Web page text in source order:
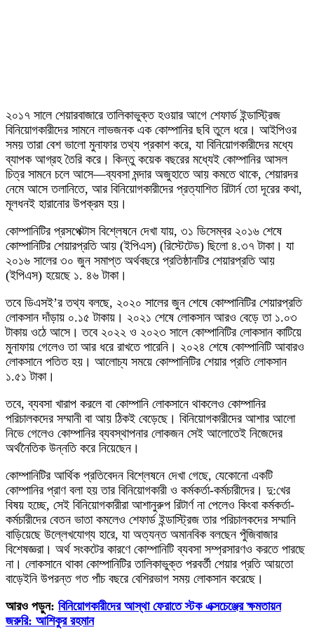
২০১৭ সালে শেয়ারবাজারে তালিকাভুক্ত হওয়ার আগে শেফার্ড ইন্ডাস্ট্রিজ
বিনিয়োগকারীদের সামনে লাভজনক এক কোম্পানির ছবি তুলে ধরে। আইপিওর
সময় তারা বেশ ভালো মুনাফার তথ্য প্রকাশ করে, যা বিনিয়োগকারীদের মধ্যে
ব্যাপক আগ্রহ তৈরি করে। কিন্তু কয়েক বছরের মধ্যেই কোম্পানির আসল
চিত্র সামনে চলে আসে—ব্যবসা মন্দার অজুহাতে আয় কমতে থাকে, শেয়ারদর
নেমে আসে তলানিতে, আর বিনিয়োগকারীদের প্রত্যাশিত রিটার্ন তো দূরের কথা,
মূলধনই হারানোর উপক্রম হয়।
কোম্পানিটির প্রসপেক্টাস বিশ্লেষনে দেখা যায়, ৩১ ডিসেম্বর ২০১৬ শেষে
কোম্পানিটির শেয়ারপ্রতি আয় (ইপিএস) (রিস্টেটেড) ছিলো ৪.৩৭ টাকা। যা
২০১৬ সালের ৩০ জুন সমাপ্ত অর্থবছরে প্রতিষ্ঠানটির শেয়ারপ্রতি আয়
(ইপিএস) হয়েছে ১. ৪৬ টাকা।
তবে ডিএসই’র তথ্য বলছে, ২০২০ সালের জুন শেষে কোম্পানিটির শেয়ারপ্রতি
লোকসান দাঁড়ায় ০.১৫ টাকায়। ২০২১ শেষে লোকসান আরও বেড়ে তা ১.০৩
টাকায় ওঠে আসে। তবে ২০২২ ও ২০২৩ সালে কোম্পানিটির লোকসান কাটিয়ে
মুনাফায় গেলেও তা আর ধরে রাখতে পারেনি। ২০২৪ শেষে কোম্পানিটি আবারও
লোকসানে পতিত হয়। আলোচ্য সময়ে কোম্পানিটির শেয়ার প্রতি লোকসান
১.৫১ টাকা।
তবে, ব্যবসা খারাপ করলে বা কোম্পানি লোকসানে থাকলেও কোম্পানির
পরিচালকদের সম্মানী বা আয় ঠিকই বেড়েছে। বিনিয়োগকারীদের আশার আলো
নিভে গেলেও কোম্পানির ব্যবস্থাপনার লোকজন সেই আলোতেই নিজেদের
অর্থনৈতিক উন্নতি করে নিয়েছেন।
কোম্পানিটির আর্থিক প্রতিবেদন বিশ্লেষনে দেখা গেছে, যেকোনো একটি
কোম্পানির প্রাণ বলা হয় তার বিনিয়োগকারী ও কর্মকর্তা-কর্মচারীদের। দু:খের
বিষয় হচ্ছে, সেই বিনিয়োগকারীরা আশানুরুপ রিটার্ণ না পেলেও কিংবা কর্মকর্তা-
কর্মচারীদের বেতন ভাতা কমলেও শেফার্ড ইন্ডাস্ট্রিজ তার পরিচালকদের সম্মানি
বাড়িয়েছে উল্লেখযোগ্য হারে, যা অত্যন্ত অমানবিক বলছেন পুঁজিবাজার
বিশেষজ্ঞরা। অর্থ সংকটের কারণে কোম্পানিটি ব্যবসা সম্প্রসারণও করতে পারছে
না। লোকসানে থাকা কোম্পানিটির তালিকাভুক্ত পরবর্তী শেয়ার প্রতি আয়তো
বাড়েইনি উপরন্ত গত পাঁচ বছরে বেশিরভাগ সময় লোকসান করেছে।
আরও পড়ুন: বিনিয়োগকারীদের আস্থা ফেরাতে স্টক এক্সচেঞ্জের ক্ষমতায়ন
জরুরি: আশিকুর রহমান